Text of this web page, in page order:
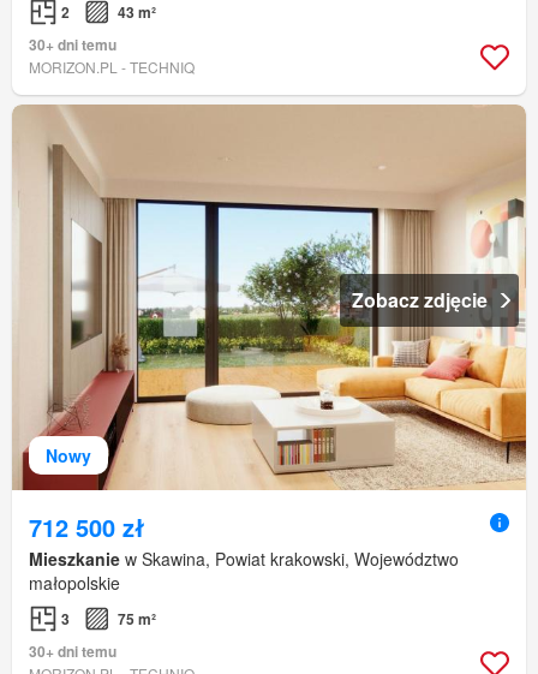
2
43 m²
30+ dni temu
MORIZON.PL - TECHNIQ
Nowy
Zobacz zdjęcie
712 500 zł
Mieszkanie w Skawina, Powiat krakowski, Województwo
małopolskie
3
75 m²
30+ dni temu